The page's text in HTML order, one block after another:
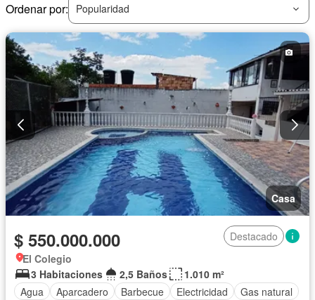
Ordenar por:
Popularidad
Casa
$ 550.000.000
Destacado
El Colegio
3 Habitaciones
2,5 Baños
1.010 m²
Agua
Aparcadero Barbecue Electricidad
Gas natural